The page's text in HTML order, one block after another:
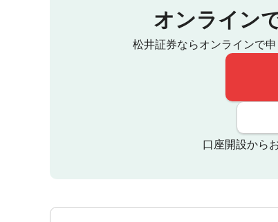
オンライン
松井証券ならオンラインで申
口座開設から